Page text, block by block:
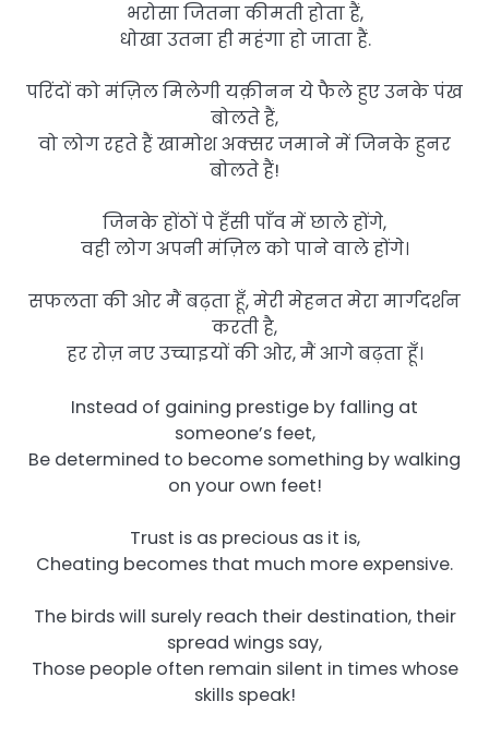
भरोसा जितना कीमती होता हैं,
धोखा उतना ही महंगा हो जाता हैं.
परिंदों को मंज़िल मिलेगी यक़ीनन ये फैले हुए उनके पंख
बोलते हैं,
वो लोग रहते हैं खामोश अक्सर जमाने में जिनके हुनर
बोलते हैं!
जिनके होंठों पे हँसी पाँव में छाले होंगे,
वही लोग अपनी मंज़िल को पाने वाले होंगे।
सफलता की ओर मैं बढ़ता हूँ, मेरी मेहनत मेरा मार्गदर्शन
करती है,
हर रोज़ नए उच्चाइयों की ओर, मैं आगे बढ़ता हूँ।
Instead of gaining prestige by falling at
someone’s feet,
Be determined to become something by walking
on your own feet!
Trust is as precious as it is,
Cheating becomes that much more expensive.
The birds will surely reach their destination, their
spread wings say,
Those people often remain silent in times whose
skills speak!